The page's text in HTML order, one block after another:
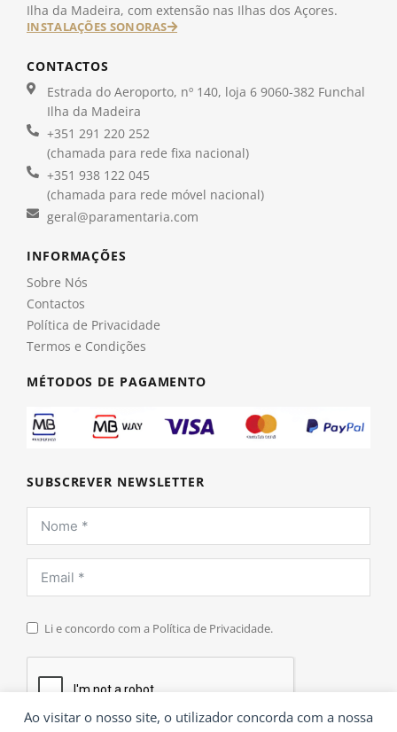
Ao visitar o nosso site, o utilizador concorda com a nossa
Ilha da Madeira, com extensão nas Ilhas dos Açores.
INSTALAÇÕES SONORAS
CONTACTOS
Estrada do Aeroporto, nº 140, loja 6 9060-382 Funchal
Ilha da Madeira
+351 291 220 252
(chamada para rede fixa nacional)
+351 938 122 045
(chamada para rede móvel nacional)
geral@paramentaria.com
INFORMAÇÕES
Sobre Nós
Contactos
Política de Privacidade
Termos e Condições
MÉTODOS DE PAGAMENTO
SUBSCREVER NEWSLETTER
Li e concordo com a Política de Privacidade.